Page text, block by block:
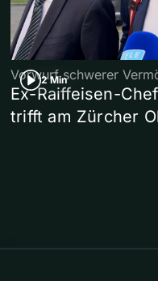
2 Min
Vorwurf schwerer
Ex-Raiffeisen-
trifft am Zürcher